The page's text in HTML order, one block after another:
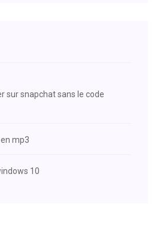
sur snapchat sans le code
mp3
10